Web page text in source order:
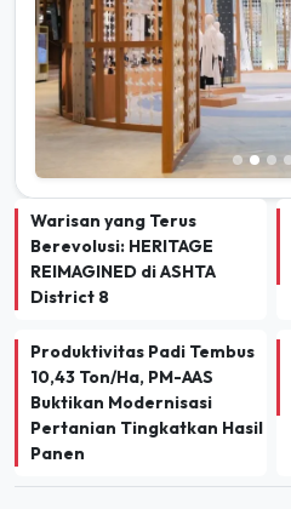
Warisan yang Terus
Berevolusi: HERITAGE
REIMAGINED di ASHTA
District 8
Produktivitas Padi Tembus
Buktikan Modernisasi
Pertanian Tingkatkan Hasil
Panen
TERBARU